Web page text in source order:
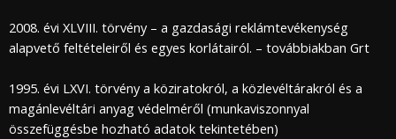
2008. évi XLVIII. törvény – a gazdasági reklámtevékenység
alapvető feltételeiről és egyes korlátairól. – továbbiakban Grt
1995. évi LXVI. törvény a köziratokról, a közlevéltárakról és a
magánlevéltári anyag védelméről (munkaviszonnyal
összefüggésbe hozható adatok tekintetében)